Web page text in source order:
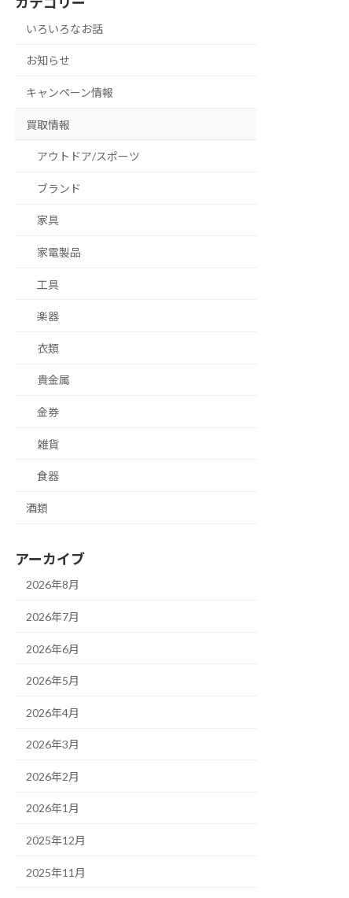
いろいろなお話
お知らせ
キャンペーン情報
買取情報
アウトドア/スポーツ
ブランド
家具
家電製品
工具
楽器
衣類
貴金属
金券
雑貨
食器
酒類
アーカイブ
2026年8月
2026年7月
2026年6月
2026年5月
2026年4月
2026年3月
2026年2月
2026年1月
2025年12月
2025年11月